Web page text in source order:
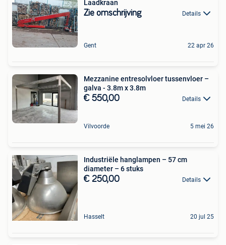
Laadkraan
Zie omschrijving Details
Gent 22 apr 26
Mezzanine entresolvloer tussenvloer –
galva - 3.8m x 3.8m
€ 550,00 Details
Vilvoorde 5 mei 26
Industriële hanglampen – 57 cm
diameter – 6 stuks
€ 250,00 Details
Hasselt 20 jul 25